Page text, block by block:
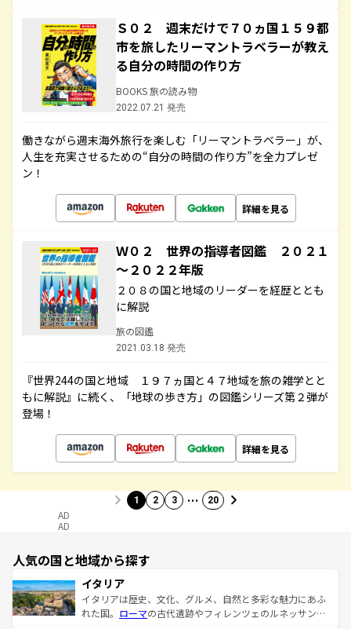
Ｓ０２ 週末だけで７０ヵ国１５９都
市を旅したリーマントラベラーが教え
る自分の時間の作り方
BOOKS 旅の読み物
2022.07.21 発売
働きながら週末海外旅行を楽しむ「リーマントラベラー」が、
人生を充実させるための“自分の時間の作り方”を全力プレゼ
ン！
詳細を見る
Ｗ０２ 世界の指導者図鑑 ２０２１
～２０２２年版
２０８の国と地域のリーダーを経歴ととも
に解説
旅の図鑑
2021.03.18 発売
『世界244の国と地域 １９７ヵ国と４７地域を旅の雑学とと
もに解説』に続く、「地球の歩き方」の図鑑シリーズ第２弾が
登場！
詳細を見る
1 2 3 … 20
AD
AD
人気の国と地域から探す
イタリア
イタリアは歴史、文化、グルメ、自然と多彩な魅力にあふ
れた国。 ローマの古代遺跡やフィレンツェのルネッサンス